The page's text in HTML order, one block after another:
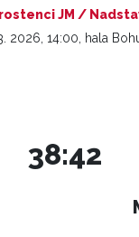
JM /
2026, 14:00, hala
38:42